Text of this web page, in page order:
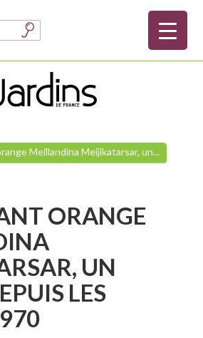
Meillandina Meijikatarsar, un...
ORANGE
UN
LES